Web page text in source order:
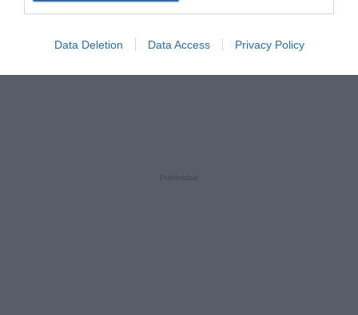
Data Deletion Data Access Privacy Policy